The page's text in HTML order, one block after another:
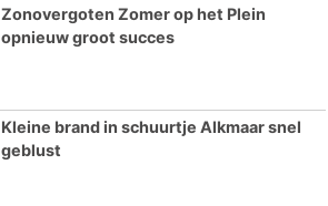
Zonovergoten Zomer op het Plein
opnieuw groot succes
Kleine brand in schuurtje Alkmaar snel
geblust